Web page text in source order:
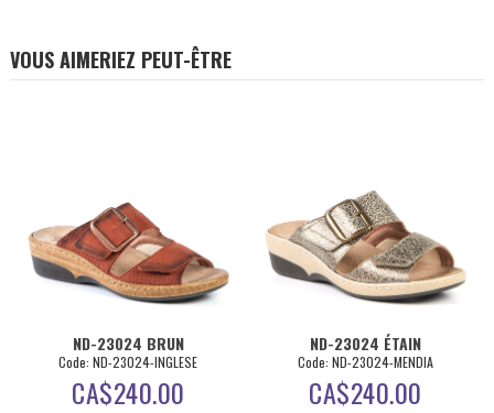
VOUS AIMERIEZ PEUT-ÊTRE
ND-23024 BRUN
Code: ND-23024-INGLESE
CA$240.00
ND-23024 ÉTAIN
Code: ND-23024-MENDIA
CA$240.00